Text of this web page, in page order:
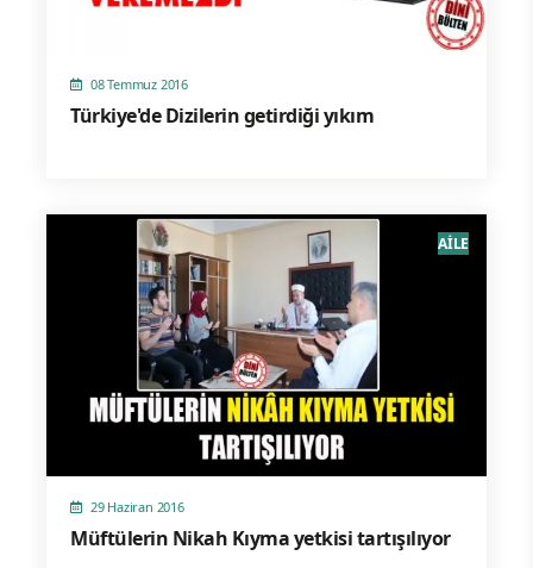
08 Temmuz 2016
Türkiye'de Dizilerin getirdiği yıkım
29 Haziran 2016
Müftülerin Nikah Kıyma yetkisi tartışılıyor
AİLE